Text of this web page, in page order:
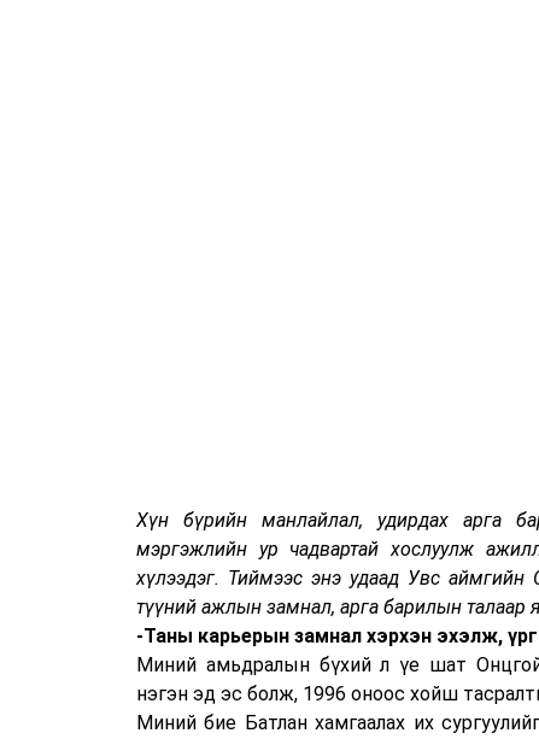
Хүн бүрийн манлайлал, удирдах арга
мэргэжлийн ур чадвартай хослуулж
хүлээдэг. Тиймээс энэ удаад Увс
түүний ажлын замнал, арга барилын талаар
-Таны карьерын замнал хэрхэн эхэлж,
Миний амьдралын бүхий л үе шат
нэгэн эд эс болж, 1996 оноос хойш
Миний бие Батлан хамгаалах их